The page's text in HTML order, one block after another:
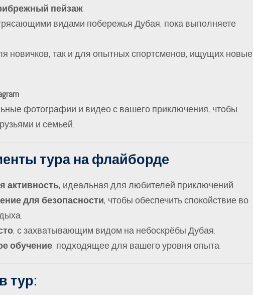
пейзаж
видами побережья Дубая, пока выполняете
новичков, так и для опытных спортсменов, ищущих новые
фотографии и видео с вашего приключения, чтобы
и семьей.
тура на флайборде
активность, идеальная для любителей приключений.
для безопасности, чтобы обеспечить спокойствие во
, с захватывающим видом на небоскрёбы Дубая.
обучение, подходящее для вашего уровня опыта.
тур: